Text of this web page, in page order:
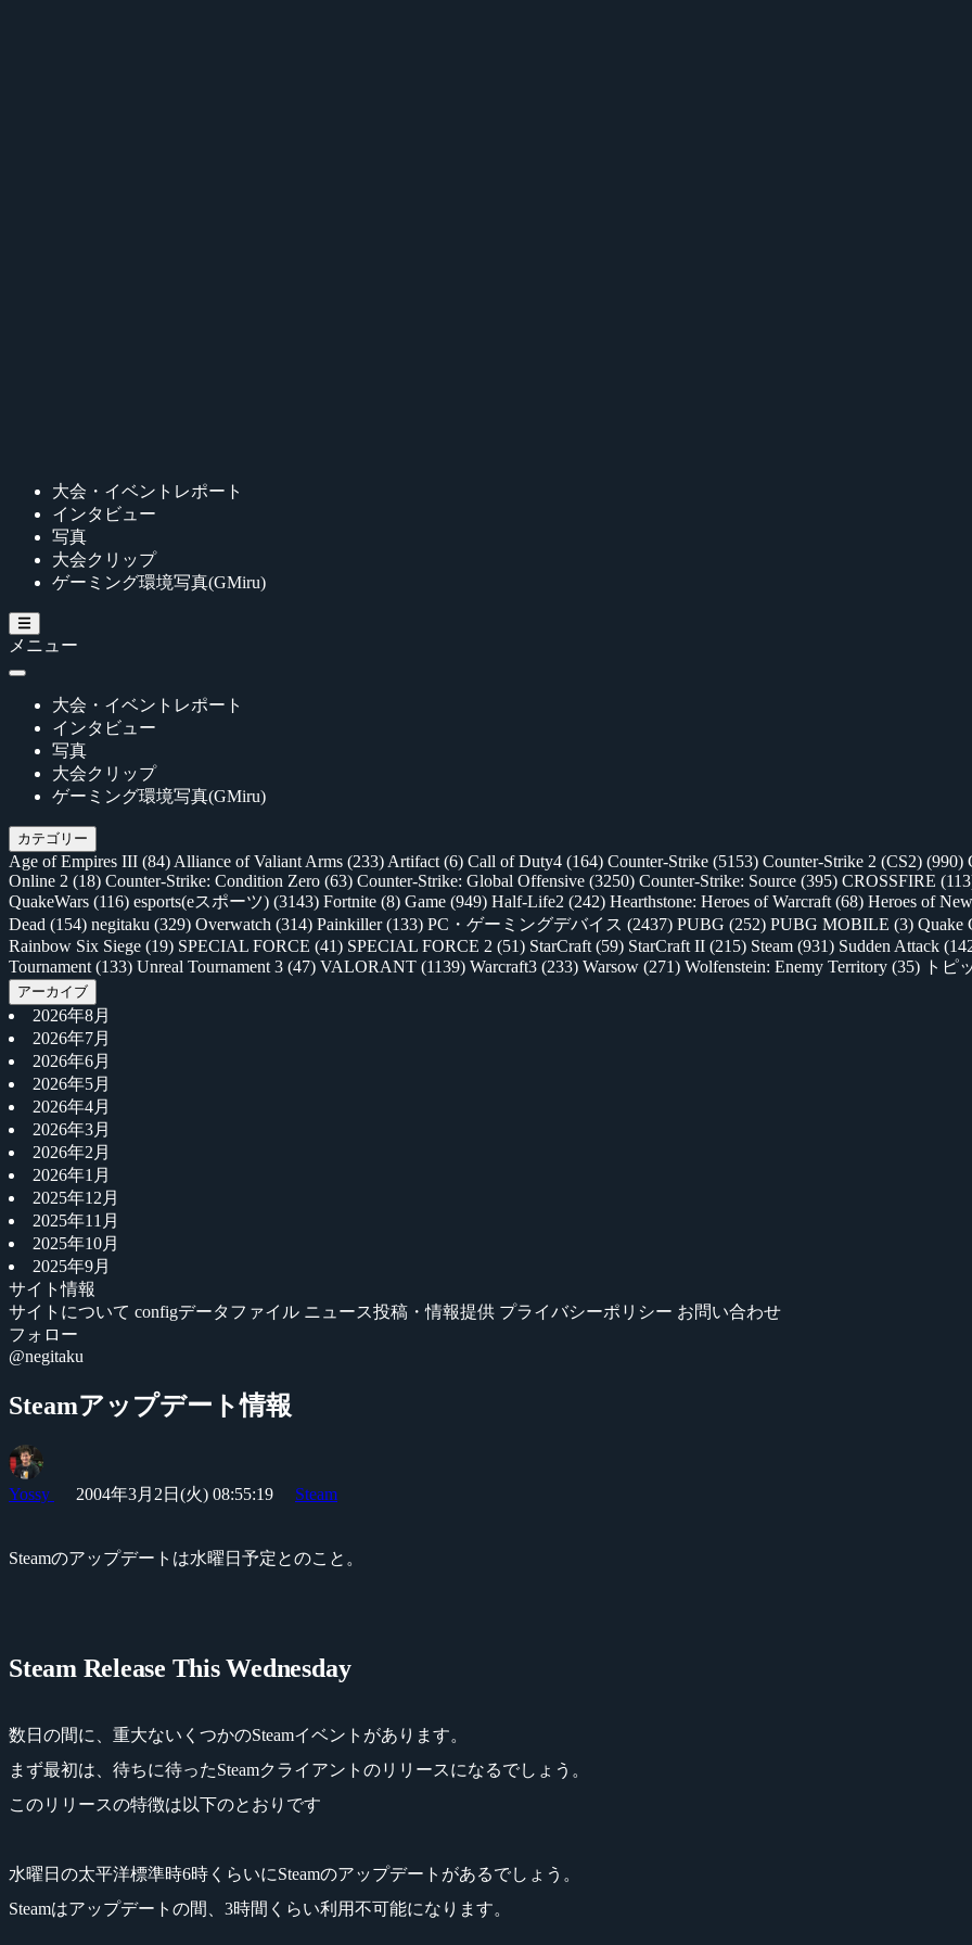
大会・イベントレポート
インタビュー
写真
大会クリップ
ゲーミング環境写真(GMiru)
メニュー
大会・イベントレポート
インタビュー
写真
大会クリップ
ゲーミング環境写真(GMiru)
カテゴリー
Age of Empires III (84) Alliance of Valiant Arms (233) Artifact (6) Call of Duty4 (164) Counter-Strike (5153) Counter-Strike 2 (CS2) (990)
Online 2 (18) Counter-Strike: Condition Zero (63) Counter-Strike: Global Offensive (3250) Counter-Strike: Source (395) CROSSFIRE
QuakeWars (116) esports(eスポーツ) (3143) Fortnite (8) Game (949) Half-Life2 (242) Hearthstone: Heroes of Warcraft (68) Heroes of
Dead (154) negitaku (329) Overwatch (314) Painkiller(133) PC・ゲーミングデバイス (2437) PUBG (252) PUBG MOBILE (3) Quake
Rainbow Six Siege (19) SPECIAL FORCE (41) SPECIAL FORCE 2 (51) StarCraft (59) StarCraft II (215) Steam (931) Sudden Attack
Tournament (133) Unreal Tournament 3 (47) VALORANT (1139) Warcraft3 (233) Warsow (271) Wolfenstein: Enemy Territory (35) トピ
アーカイブ
2026年8月
2026年7月
2026年6月
2026年5月
2026年4月
2026年3月
2026年2月
2026年1月
2025年12月
2025年11月
2025年10月
2025年9月
サイト情報
サイトについて configデータファイル ニュース投稿・情報提供 プライバシーポリシー お問い合わせ
フォロー
@negitaku
Steamアップデート情報
Yossy 2004年3月2日(火) 08:55:19 Steam
Steamのアップデートは水曜日予定とのこと。
Steam Release This Wednesday
数日の間に、重大ないくつかのSteamイベントがあります。
まず最初は、待ちに待ったSteamクライアントのリリースになるでしょう。
このリリースの特徴は以下のとおりです
水曜日の太平洋標準時6時くらいにSteamのアップデートがあるでしょう。
Steamはアップデートの間、3時間くらい利用不可能になります。